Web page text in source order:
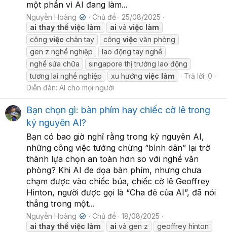
một phần vì AI đang làm...
Nguyễn Hoàng ✔ Chủ đề
25/08/2025
ai thay thế việc làm ai và việc làm
công việc chân tay công việc văn phòng
gen z nghề nghiệp
lao động tay nghề
nghề sửa chữa
singapore thị trường lao động
tương lai nghề nghiệp
xu hướng việc làm
Trả lời: 0
Diễn đàn: AI cho mọi người
Bạn chọn gì: bàn phím hay chiếc cờ lê trong
kỷ nguyên AI?
Bạn có bao giờ nghĩ rằng trong kỷ nguyên AI,
những công việc tưởng chừng “bình dân” lại trở
thành lựa chọn an toàn hơn so với nghề văn
phòng? Khi AI đe dọa bàn phím, nhưng chưa
chạm được vào chiếc búa, chiếc cờ lê Geoffrey
Hinton, người được gọi là “Cha đẻ của AI”, đã nói
thẳng trong một...
Nguyễn Hoàng ✔ Chủ đề
18/08/2025
ai thay thế việc làm ai và gen z
geoffrey hinton